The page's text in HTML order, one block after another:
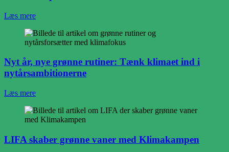
Læs mere
Nyt år, nye grønne rutiner: Tænk klimaet ind i
nytårsambitionerne
Læs mere
LIFA skaber grønne vaner med Klimakampen